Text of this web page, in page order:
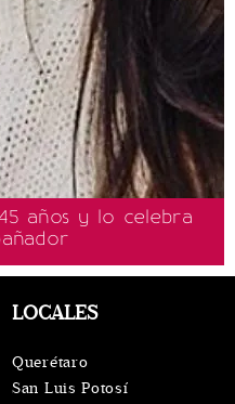
años y lo celebra
LOCALES
Querétaro
San Luis Potosí